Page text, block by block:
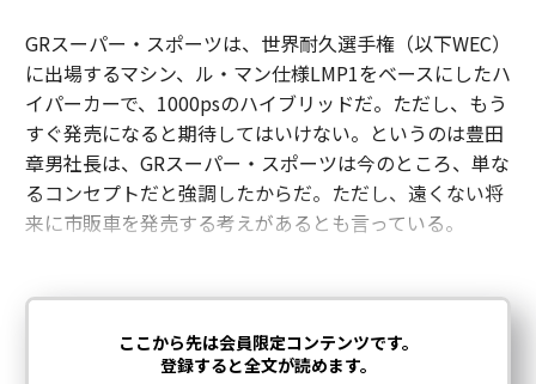
GRスーパー・スポーツは、世界耐久選手権（以下WEC）
に出場するマシン、ル・マン仕様LMP1をベースにしたハ
イパーカーで、1000psのハイブリッドだ。ただし、もう
すぐ発売になると期待してはいけない。というのは豊田
章男社長は、GRスーパー・スポーツは今のところ、単な
るコンセプトだと強調したからだ。ただし、遠くない将
来に市販車を発売する考えがあるとも言っている。